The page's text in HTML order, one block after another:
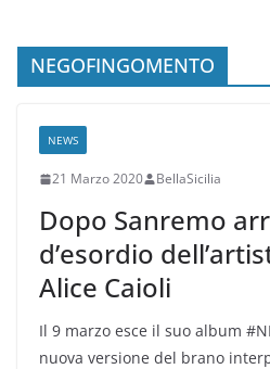
NEGOFINGOMENTO
NEWS
21 Marzo 2020 BellaSicilia
Dopo Sanremo
d’esordio
Alice Caioli
Il 9 marzo esce il suo album
nuova versione del brano